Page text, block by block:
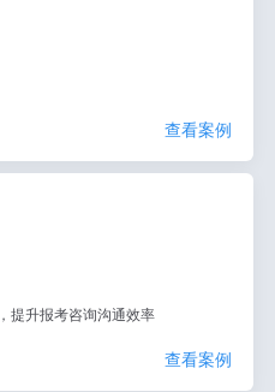
查看案例
提升报考咨询沟通效率
查看案例